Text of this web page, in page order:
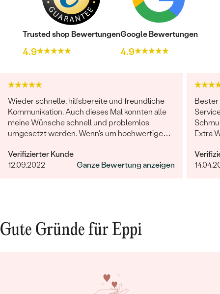
Trusted shop Bewertungen
4.9
Google Bewertungen
4.9
Wieder schnelle, hilfsbereite und freundliche
Kommunikation. Auch dieses Mal konnten alle
meine Wünsche schnell und problemlos
umgesetzt werden. Wenn's um hochwertigen,
ist Eppi meine Empfehlung!
Verifizierter Kunde
12.09.2022
Ganze Bewertung anzeigen
Bester
Extra
Gute Gründe für Eppi